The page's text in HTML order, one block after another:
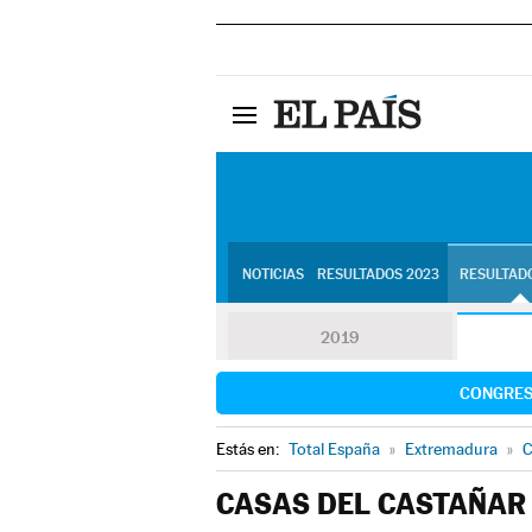
NOTICIAS RESULTADOS 2023
2019
Estás en: Total España » Extremadura »
CASAS DEL CASTAÑAR